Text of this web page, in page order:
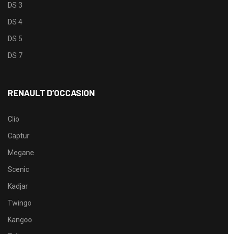
DS 3
DS 4
DS 5
DS 7
RENAULT D’OCCASION
Clio
Captur
Megane
Scenic
Kadjar
Twingo
Kangoo